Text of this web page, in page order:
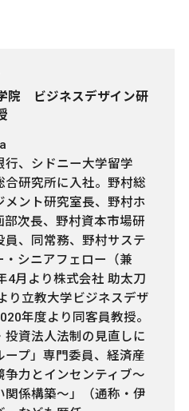
院 ビジネスデザイン研
行、シドニー大学留学
合研究所に入社。野村総
メント研究室長、野村ホ
次長、野村資本市場研
員、同常務、野村サステ
シニアフェロー（兼
4月より株式会社 助太刀
り立教大学ビジネスデザ
年度より同客員教授。
資法人法制の見直しに
ープ」専門委員、経済産
力とインセンティブ～
係構築～」（通称・伊